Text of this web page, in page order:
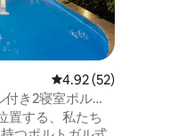
評価
レビュー52件、5つ
4.92 (52)
き2寝室ポルト
置する、私たち